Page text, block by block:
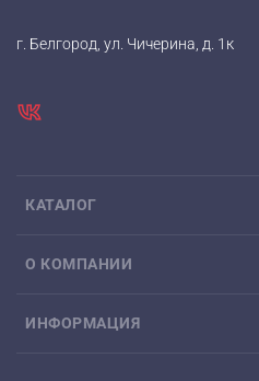
КАТАЛОГ
О КОМПАНИИ
ИНФОРМАЦИЯ
г. Белгород, ул. Чичерина, д. 1к